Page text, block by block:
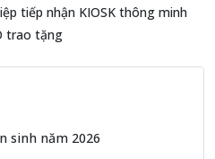
tiếp nhận KIOSK thông minh
trao tặng
sinh năm 2026